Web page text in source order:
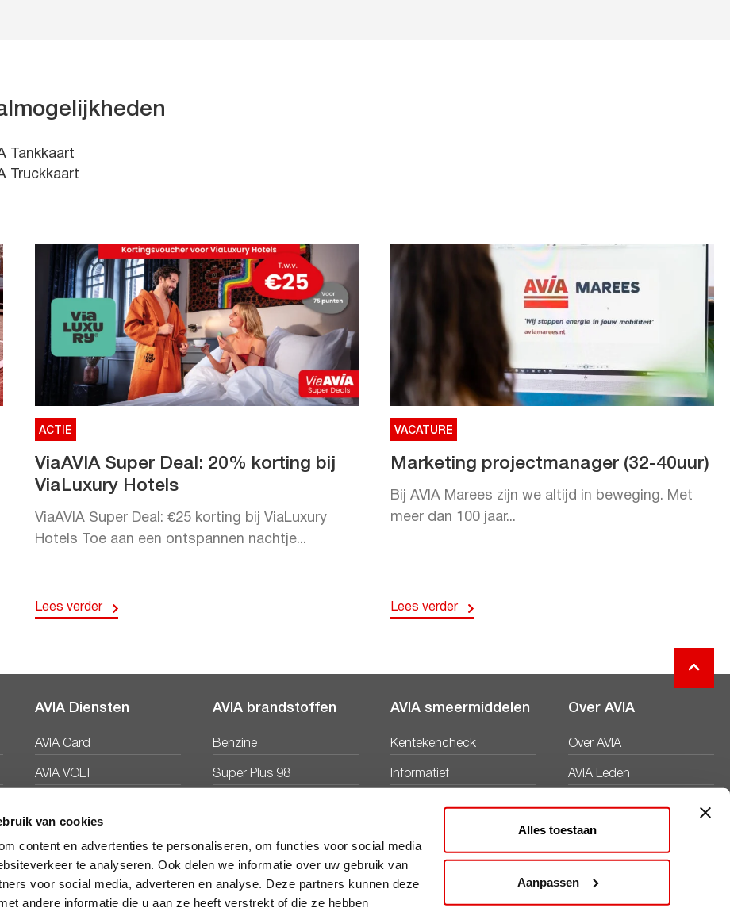
van cookies
content en advertenties te personaliseren, om functies voor social media
te analyseren. Ook delen we informatie over uw gebruik van
voor social media, adverteren en analyse. Deze partners kunnen deze
andere informatie die u aan ze heeft verstrekt of die ze hebben
Alles toestaan
Aanpassen
Tankkaart
Truckkaart
ACTIE
ViaAVIA Super Deal: 20% korting bij
ViaLuxury Hotels
ViaAVIA Super Deal: €25 korting bij ViaLuxury
Hotels Toe aan een ontspannen nachtje...
Lees verder
VACATURE
Marketing projectmanager (32-40uur)
Bij AVIA Marees zijn we altijd in beweging. Met
meer dan 100 jaar...
Lees verder
AVIA Diensten
AVIA Card
AVIA VOLT
AVIA brandstoffen
Benzine
Super Plus 98
AVIA smeermiddelen
Kentekencheck
Informatief
Productbladen
Over AVIA
Over AVIA
AVIA Leden
Nieuws
Duurzaamheid
Werken bij